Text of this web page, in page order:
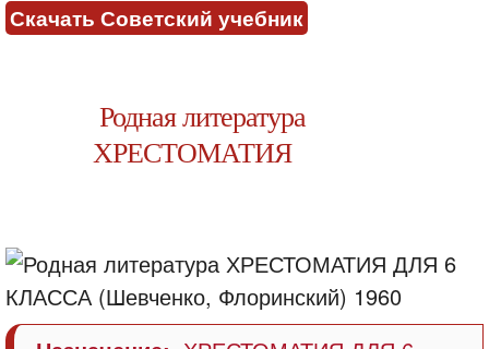
Скачать Советский учебник
Родная литература
ХРЕСТОМАТИЯ